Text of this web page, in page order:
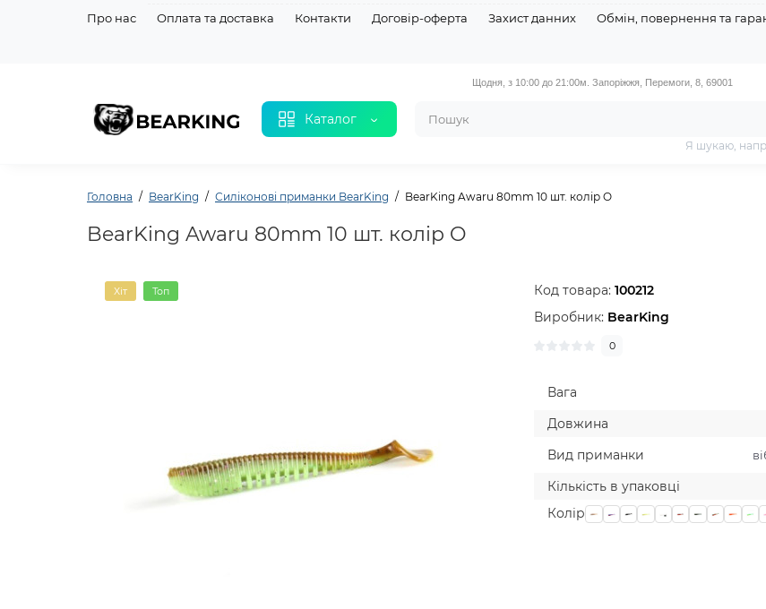
Про нас Оплата та доставка Контакти Договір-оферта Захист данних Обмін, повернення та
Каталог
Щодня, з 10:00 до 21:00м. Запоріжжя, Перемоги, 8, 69001
Я шукаю,
Головна BearKing Силіконовi приманки BearKing BearKing Awaru 80mm 10 шт. колір O
BearKing Awaru 80mm 10 шт. колір O
Хіт Топ Код товара:100212
Виробник: BearKing
0
Вага
Довжина
Вид приманки
Кількість в упаковці
Колiр